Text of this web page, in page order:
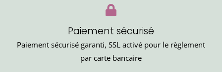
Paiement sécurisé
Paiement sécurisé garanti, SSL activé pour le règlement
par carte bancaire